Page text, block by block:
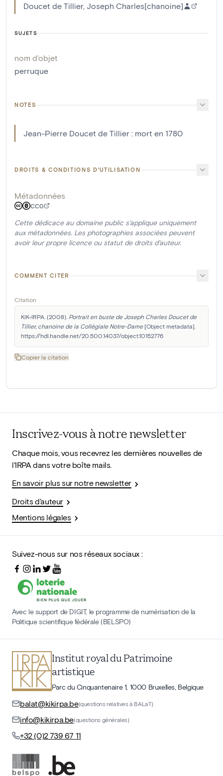
Doucet de Tillier, Joseph Charles[chanoine]
SUJETS
nom d'objet
perruque
NOTES
Jean-Pierre Doucet de Tillier : mort en 1780
DROITS & CONDITIONS D'UTILISATION
Métadonnées
CC0
Cette dédicace au domaine public s'applique uniquement
aux métadonnées. Les photographies associées peuvent
avoir leur propre licence ou statut de droits d'auteur.
COMMENT CITER
Citation
KIK-IRPA. (2008). Portrait en buste de Joseph Charles Doucet de
Tillier, chanoine de la Collégiale Notre-Dame [Object metadata].
https://hdl.handle.net/20.500.14037/object.10152776
Copier la citation
Inscrivez-vous à notre newsletter
Chaque mois, vous recevrez les dernières nouvelles de
l'IRPA dans votre boîte mails.
En savoir plus sur notre newsletter
Droits d'auteur
Mentions légales
Suivez-nous sur nos réseaux sociaux :
Avec le support de DIGIT, le programme de numérisation de la
Politique scientifique fédérale (BELSPO)
Institut royal du Patrimoine
artistique
Parc du Cinquantenaire 1, 1000 Bruxelles, Belgique
balat@kikirpa.be(questions relatives à BALaT)
info@kikirpa.be(questions générales)
+32 (0)2 739 67 11